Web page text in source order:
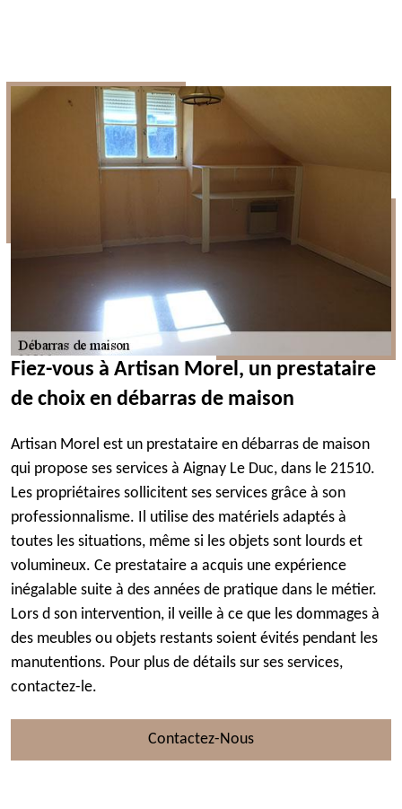
Fiez-vous à Artisan Morel, un prestataire
de choix en débarras de maison
Artisan Morel est un prestataire en débarras de maison
qui propose ses services à Aignay Le Duc, dans le 21510.
Les propriétaires sollicitent ses services grâce à son
professionnalisme. Il utilise des matériels adaptés à
toutes les situations, même si les objets sont lourds et
volumineux. Ce prestataire a acquis une expérience
inégalable suite à des années de pratique dans le métier.
Lors d son intervention, il veille à ce que les dommages à
des meubles ou objets restants soient évités pendant les
manutentions. Pour plus de détails sur ses services,
contactez-le.
Contactez-Nous